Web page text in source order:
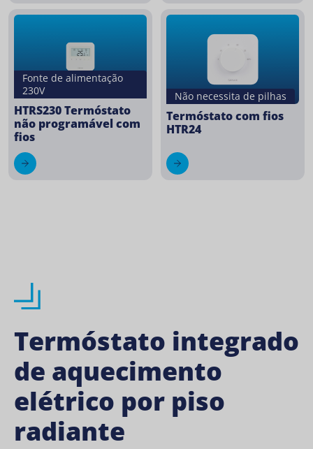
Fonte de alimentação
230V
HTRS230 Termóstato
não programável com
fios
Não necessita de pilhas
Termóstato com fios
HTR24
Termóstato integrado
de aquecimento
elétrico por piso
radiante